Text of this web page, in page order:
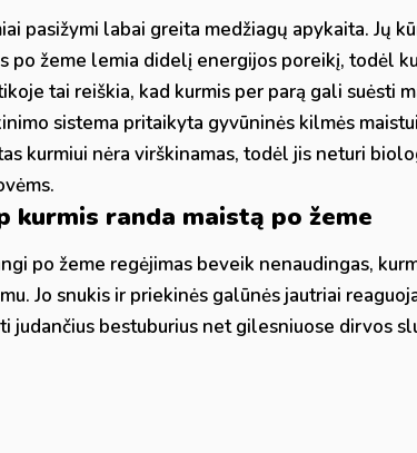
pasižymi labai greita medžiagų apykaita. Jų
po žeme lemia didelį energijos poreikį, todėl
tai reiškia, kad kurmis per parą gali suėsti
sistema pritaikyta gyvūninės kilmės
kurmiui nėra virškinamas, todėl jis neturi
kurmis randa maistą po žeme
po žeme regėjimas beveik nenaudingas,
Jo snukis ir priekinės galūnės jautriai
judančius bestuburius net gilesniuose dirvos